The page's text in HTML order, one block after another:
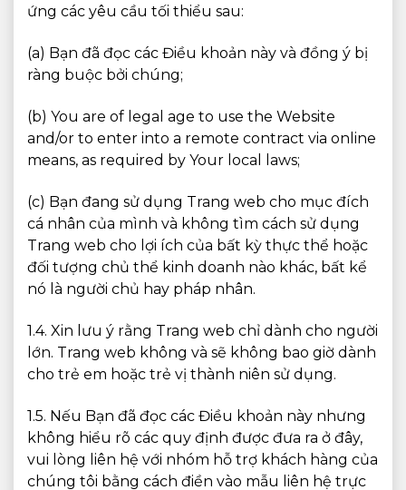
ứng các yêu cầu tối thiểu sau:
(a) Bạn đã đọc các Điều khoản này và đồng ý bị
ràng buộc bởi chúng;
(b) You are of legal age to use the Website
and/or to enter into a remote contract via online
means, as required by Your local laws;
(c) Bạn đang sử dụng Trang web cho mục đích
cá nhân của mình và không tìm cách sử dụng
Trang web cho lợi ích của bất kỳ thực thể hoặc
đối tượng chủ thể kinh doanh nào khác, bất kể
nó là người chủ hay pháp nhân.
1.4. Xin lưu ý rằng Trang web chỉ dành cho người
lớn. Trang web không và sẽ không bao giờ dành
cho trẻ em hoặc trẻ vị thành niên sử dụng.
1.5. Nếu Bạn đã đọc các Điều khoản này nhưng
không hiểu rõ các quy định được đưa ra ở đây,
vui lòng liên hệ với nhóm hỗ trợ khách hàng của
chúng tôi bằng cách điền vào mẫu liên hệ trực